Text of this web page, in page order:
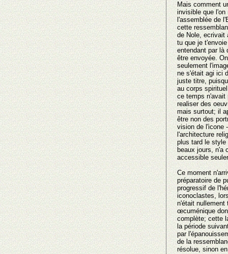
Mais comment
invisible que l'οn
l'assemblée de
cette
de Nole, ecrivait
tu que je
entendant par là
être envoyée.
seulement
ne s'était agi ici
juste titre,
au corps
ce temps n'avait
realiser des
mais surtout; il
être nοn des
vision de l'icone
l'architecture
plus tard le
beaux jours, n'a
accessible
Ce moment
préparatoire de
progressif de
iconoclastes,
n'était nullement
œcuménique
complète; cette
la période
par
de la
résolue, sinon